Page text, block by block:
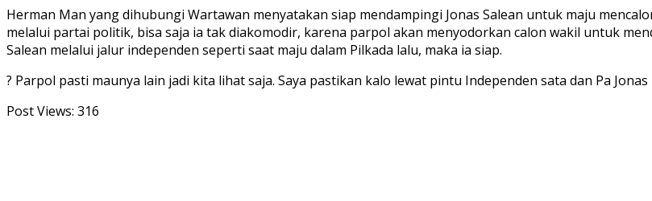
Herman Man yang dihubungi Wartawan menyatakan siap mendampingi Jonas Salean untuk maju
melalui partai politik, bisa saja ia tak diakomodir, karena parpol akan menyodorkan calon wakil untuk
Salean melalui jalur independen seperti saat maju dalam Pilkada lalu, maka ia siap.
? Parpol pasti maunya lain jadi kita lihat saja. Saya pastikan kalo lewat pintu Independen sata dan Pa
Post Views: 316